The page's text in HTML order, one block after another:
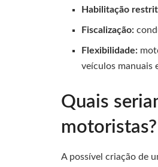
Habilitação
Fiscalização:
Flexibilidade:
veículos manuais
Quais
motoristas?
A possível criação de